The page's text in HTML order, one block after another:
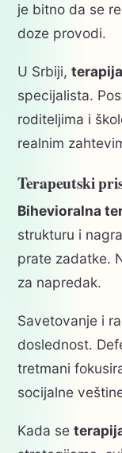
je bitno da se
doze provodi.
U Srbiji,
specijalista.
roditeljima i
realnim
Terapeutski
Bihevioralna
strukturu i
prate zadatke.
za napredak.
Savetovanje i
doslednost.
tretmani
socijalne
Kada se